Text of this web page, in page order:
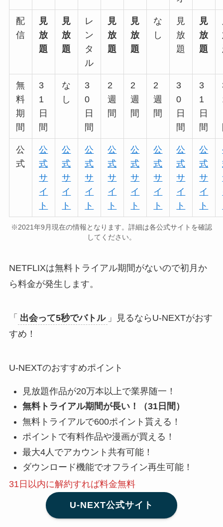
配
信
見
放
題
見
放
題
レ
ン
タ
ル
見
放
題
見
放
題
な
し
見
放
題
見
放
題
無
料
期
間
3
1
日
間
な
し
3
0
日
間
2
週
間
2
週
間
2
週
間
3
0
日
間
3
1
日
間
公
式
公
式
サ
イ
ト
公
式
サ
イ
ト
公
式
サ
イ
ト
公
式
サ
イ
ト
公
式
サ
イ
ト
公
式
サ
イ
ト
公
式
サ
イ
ト
公
式
サ
イ
ト
※2021年9月現在の情報となります。詳細は各公式サイトを確認
してください。
NETFLIXは無料トライアル期間がないので初月か
ら料金が発生します。
「 出会って5秒でバトル 」見るならU-NEXTがおす
すめ！
U-NEXTのおすすめポイント
見放題作品が20万本以上で業界随一！
無料トライアル期間が長い！（31日間）
無料トライアルで600ポイント貰える！
ポイントで有料作品や漫画が買える！
最大4人でアカウント共有可能！
ダウンロード機能でオフライン再生可能！
31日以内に解約すれば料金無料
U-NEXT公式サイト